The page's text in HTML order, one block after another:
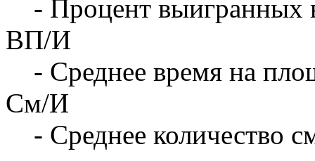
- Процент выигранных
ВП/И
- Среднее время на
См/И
- Среднее количество